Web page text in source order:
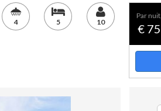
4 5 10
par
€